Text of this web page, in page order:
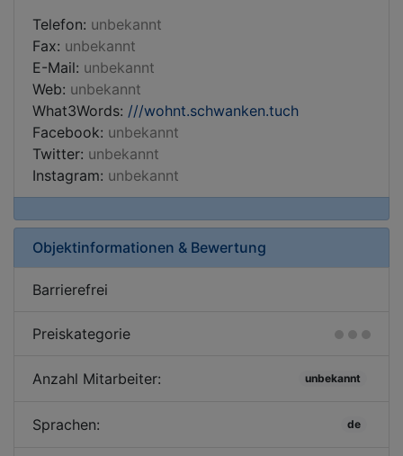
Telefon: unbekannt
Fax: unbekannt
E-Mail: unbekannt
Web: unbekannt
What3Words: ///wohnt.schwanken.tuch
Facebook: unbekannt
Twitter: unbekannt
Instagram: unbekannt
Objektinformationen & Bewertung
Barrierefrei
Preiskategorie
Anzahl Mitarbeiter: unbekannt
Sprachen: de